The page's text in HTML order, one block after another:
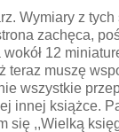
Wymiary z
zachęca,
12
teraz muszę
wszystkie
innej książce.
się ,,Wielką